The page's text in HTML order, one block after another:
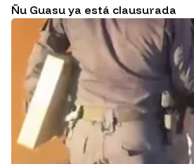
Ñu Guasu ya está clausurada